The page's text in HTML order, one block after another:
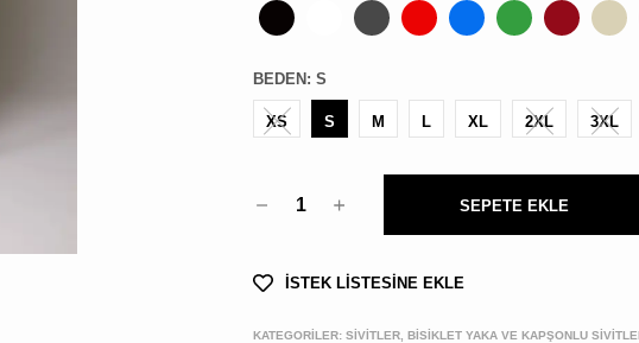
BEDEN : S
XS S M L XL 2XL 3XL
1 SEPETE EKLE
İSTEK LİSTESİNE EKLE
KATEGORİLER: SİVİTLER, BISIKLET YAKA VE KAPŞONLU